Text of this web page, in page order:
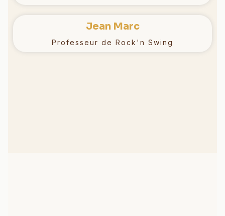
Jean Marc
Professeur de Rock'n Swing